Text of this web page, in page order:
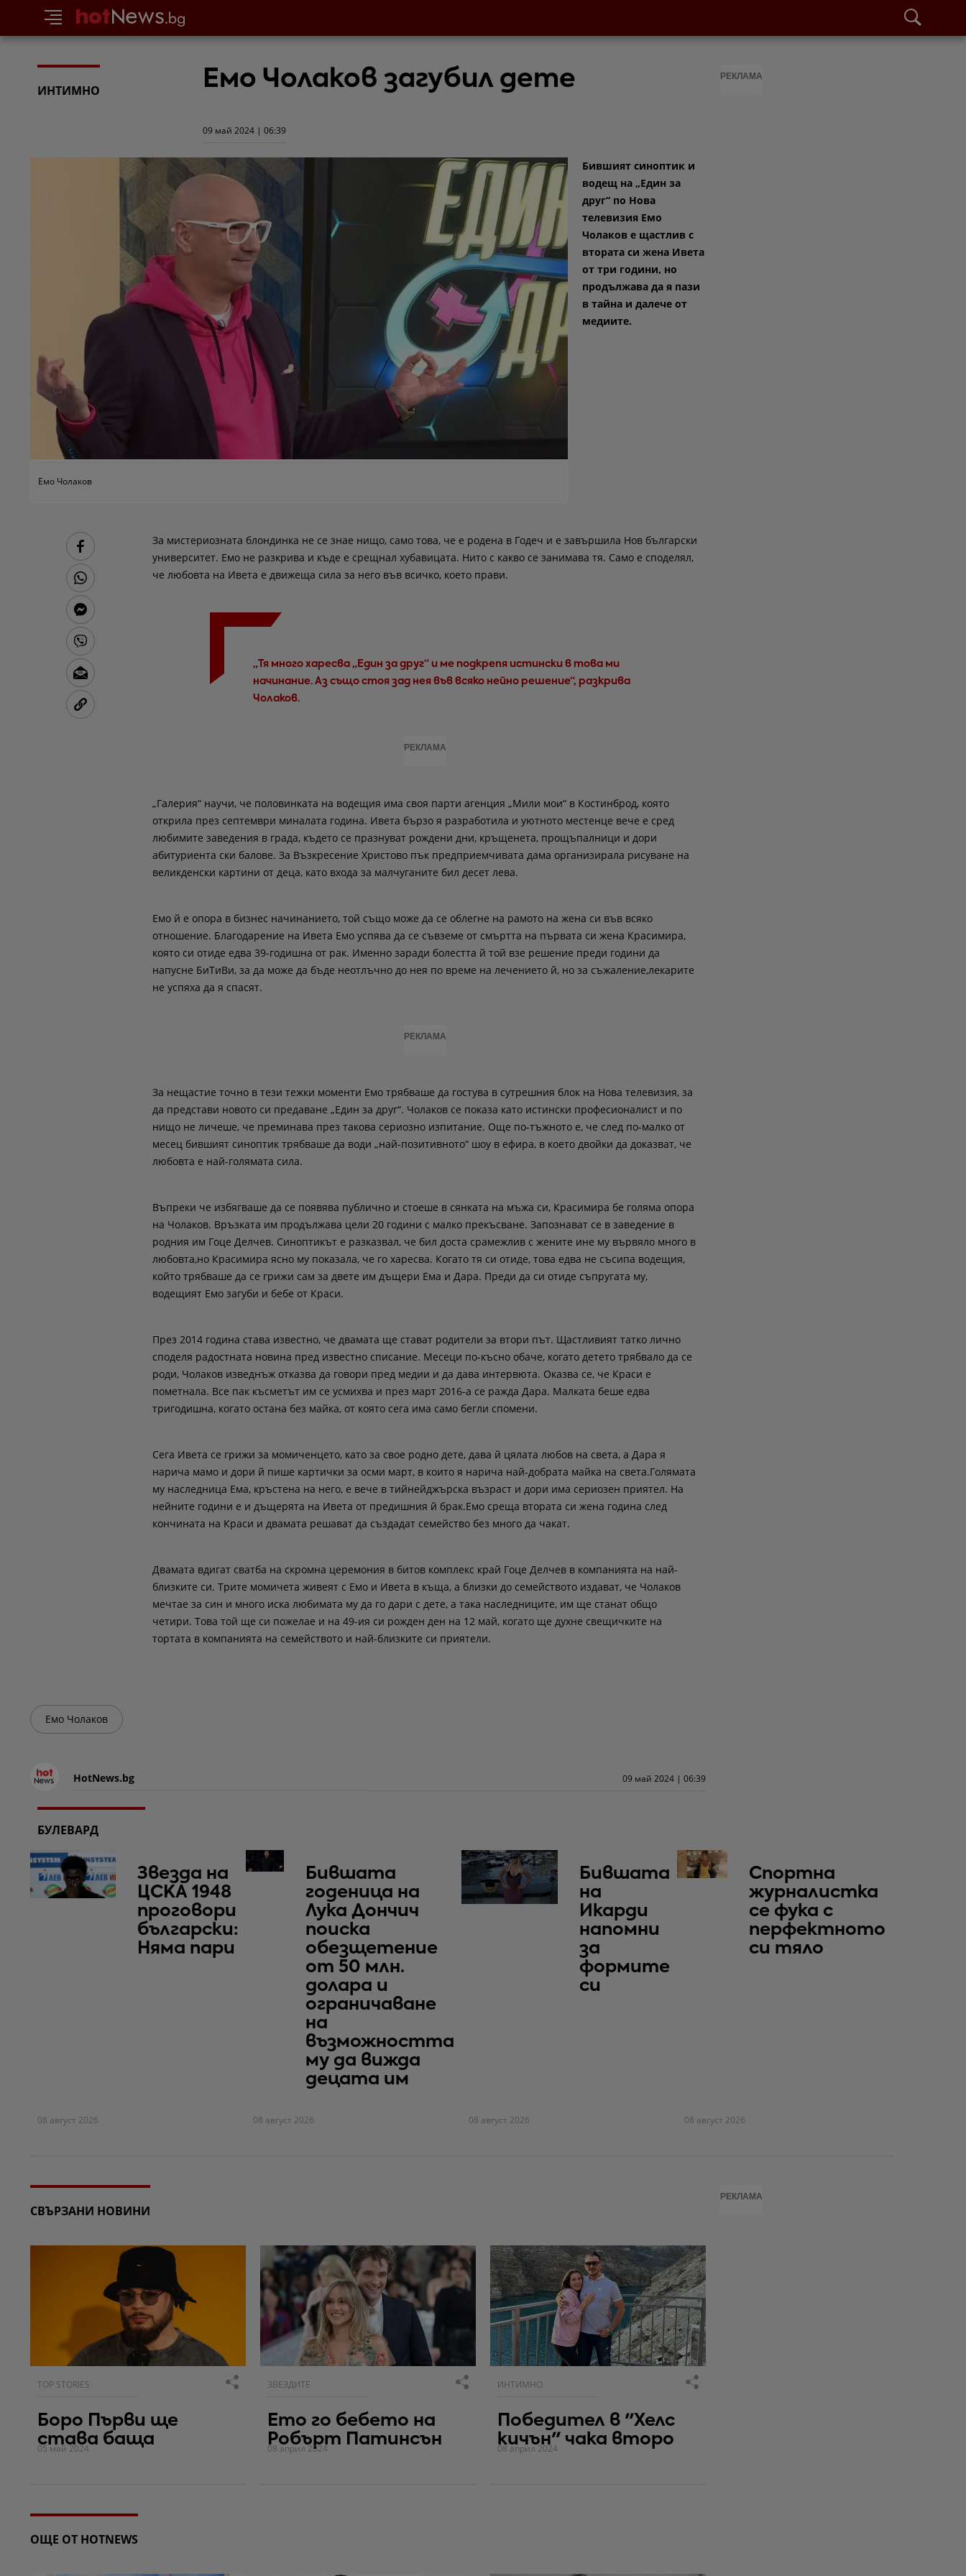
ИНТИМНО Емо Чолаков загубил дете
09 май 2024 | 06:39
Емо Чолаков
Бившият синоптик и
водещ на „Един за
друг“ по Нова
телевизия Емо
Чолаков е щастлив с
втората си жена Ивета
от три години, но
продължава да я пази
в тайна и далече от
медиите.
За мистериозната блондинка не се знае нищо, само това, че е родена в Годеч и е завършила Нов български
университет. Емо не разкрива и къде е срещнал хубавицата. Нито с какво се занимава тя. Само е споделял,
че любовта на Ивета е движеща сила за него във всичко, което прави.
„Тя много харесва „Един за друг“ и ме подкрепя истински в това ми
начинание. Аз също стоя зад нея във всяко нейно решение“, разкрива
Чолаков.
РЕКЛАМА
„Галерия“ научи, че половинката на водещия има своя парти агенция „Мили мои“ в Костинброд, която
открила през септември миналата година. Ивета бързо я разработила и уютното местенце вече е сред
любимите заведения в града, където се празнуват рождени дни, кръщенета, прощъпалници и дори
абитуриента ски балове. За Възкресение Христово пък предприемчивата дама организирала рисуване на
великденски картини от деца, като входа за малчуганите бил десет лева.
Емо й е опора в бизнес начинанието, той също може да се облегне на рамото на жена си във всяко
отношение. Благодарение на Ивета Емо успява да се съвземе от смъртта на първата си жена Красимира,
която си отиде едва 39-годишна от рак. Именно заради болестта й той взе решение преди години да
напусне БиТиВи, за да може да бъде неотлъчно до нея по време на лечението й, но за съжаление,лекарите
не успяха да я спасят.
РЕКЛАМА
За нещастие точно в тези тежки моменти Емо трябваше да гостува в сутрешния блок на Нова телевизия, за
да представи новото си предаване „Един за друг“. Чолаков се показа като истински професионалист и по
нищо не личеше, че преминава през такова сериозно изпитание. Още по-тъжното е, че след по-малко от
месец бившият синоптик трябваше да води „най-позитивното“ шоу в ефира, в което двойки да доказват, че
любовта е най-голямата сила.
Въпреки че избягваше да се появява публично и стоеше в сянката на мъжа си, Красимира бе голяма опора
на Чолаков. Връзката им продължава цели 20 години с малко прекъсване. Запознават се в заведение в
родния им Гоце Делчев. Синоптикът е разказвал, че бил доста срамежлив с жените ине му вървяло много в
любовта,но Красимира ясно му показала, че го харесва. Когато тя си отиде, това едва не съсипа водещия,
който трябваше да се грижи сам за двете им дъщери Ема и Дара. Преди да си отиде съпругата му,
водещият Емо загуби и бебе от Краси.
През 2014 година става известно, че двамата ще стават родители за втори път. Щастливият татко лично
споделя радостната новина пред известно списание. Месеци по-късно обаче, когато детето трябвало да се
роди, Чолаков изведнъж отказва да говори пред медии и да дава интервюта. Оказва се, че Краси е
пометнала. Все пак късметът им се усмихва и през март 2016-а се ражда Дара. Малката беше едва
тригодишна, когато остана без майка, от която сега има cамо бегли спомени.
Сега Ивета се грижи за момиченцето, като за свое родно дете, дава й цялата любов на света, а Дара я
нарича мамо и дори й пише картички за осми март, в които я нарича най-добрата майка на света.Голямата
му наследница Ема, кръстена на него, е вече в тийнейджърска възраст и дори има сериозен приятел. На
нейните години е и дъщерята на Ивета от предишния й брак.Емо среща втората си жена година след
кончината на Краси и двамата решават да създадат семейство без много да чакат.
Двамата вдигат сватба на скромна церемония в битов комплекс край Гоце Делчев в компанията на най-
близките си. Трите момичета живеят с Емо и Ивета в къща, а близки до семейството издават, че Чолаков
мечтае за син и много иска любимата му да го дари с дете, а така наследниците, им ще станат общо
четири. Това той ще си пожелае и на 49-ия си рожден ден на 12 май, когато ще духне свещичките на
тортата в компанията на семейството и най-близките си приятели.
Емо Чолаков
HotNews.bg 09 май 2024 | 06:39
РЕКЛАМА
БУЛЕВАРД
Звезда на
ЦСКА 1948
проговори
български:
Няма пари
08 август 2026
Бившата
годеница на
Лука Дончич
поиска
обезщетение
от 50 млн.
долара и
ограничаване
на
възможността
му да вижда
децата им
08 август 2026
Бившата
на
Икарди
напомни
за
формите
си
08 август 2026
Спортна
журналистка
се фука с
перфектното
си тяло
08 август 2026
СВЪРЗАНИ НОВИНИ
TOP STORIES
Боро Първи ще
става баща
05 май 2024
ЗВЕЗДИТЕ
Ето го бебето на
Робърт Патинсън
08 април 2024
ИНТИМНО
Победител в "Хелс
кичън" чака второ
08 април 2024
ОЩЕ ОТ HOTNEWS
РЕКЛАМА